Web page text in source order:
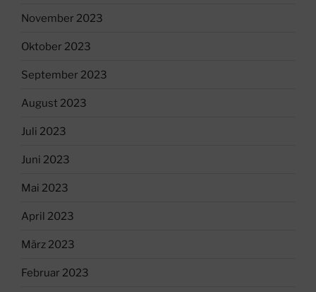
November 2023
Oktober 2023
September 2023
August 2023
Juli 2023
Juni 2023
Mai 2023
April 2023
März 2023
Februar 2023